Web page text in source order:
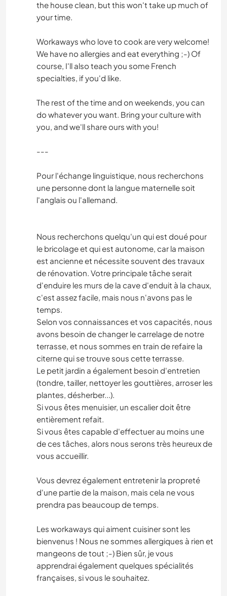
the house clean, but this won't take up much of
your time.
Workaways who love to cook are very welcome!
We have no allergies and eat everything ;-) Of
course, I'll also teach you some French
specialties, if you'd like.
The rest of the time and on weekends, you can
do whatever you want. Bring your culture with
you, and we'll share ours with you!
---
Pour l'échange linguistique, nous recherchons
une personne dont la langue maternelle soit
l'anglais ou l'allemand.
Nous recherchons quelqu'un qui est doué pour
le bricolage et qui est autonome, car la maison
est ancienne et nécessite souvent des travaux
de rénovation. Votre principale tâche serait
d'enduire les murs de la cave d'enduit à la chaux,
c'est assez facile, mais nous n'avons pas le
temps.
Selon vos connaissances et vos capacités, nous
avons besoin de changer le carrelage de notre
terrasse, et nous sommes en train de refaire la
citerne qui se trouve sous cette terrasse.
Le petit jardin a également besoin d'entretien
(tondre, tailler, nettoyer les gouttières, arroser les
plantes, désherber...).
Si vous êtes menuisier, un escalier doit être
entièrement refait.
Si vous êtes capable d'effectuer au moins une
de ces tâches, alors nous serons très heureux de
vous accueillir.
Vous devrez également entretenir la propreté
d'une partie de la maison, mais cela ne vous
prendra pas beaucoup de temps.
Les workaways qui aiment cuisiner sont les
bienvenus ! Nous ne sommes allergiques à rien et
mangeons de tout ;-) Bien sûr, je vous
apprendrai également quelques spécialités
françaises, si vous le souhaitez.